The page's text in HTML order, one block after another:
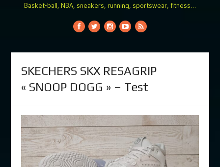
Basket-ball, NBA, sneakers, running, sportswear, fitness…
SKECHERS SKX RESAGRIP
« SNOOP DOGG » – Test